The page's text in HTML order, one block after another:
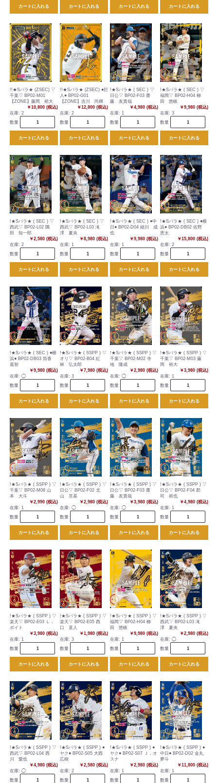
カートに入れる カートに入れる カートに入れる カートに入れる
!!★Sパラ★ (ZSEC) ▽
千葉▽ BP02-M01
【ZONE】藤岡 裕大
￥10,800 (税込)
在庫: 2
数量
カートに入れる
!!★Sパラ★ (ZSEC) ●巨
人● BP02-G01
【ZONE】吉川 尚輝
￥12,800 (税込)
在庫: 2
数量
カートに入れる
!★Sパラ★ ( SEC ) ▽
日公▽ BP02-F03 齋
藤 友貴哉
￥4,980 (税込)
在庫: 1
数量
カートに入れる
!★Sパラ★ ( SEC ) ▽
福岡▽ BP02-H04 柳
田 悠岐
￥9,980 (税込)
在庫: 3
数量
カートに入れる
!★Sパラ★ ( SEC ) ▽
西武▽ BP02-L02 隅
田 知一郎
￥2,580 (税込)
在庫: 2
数量
カートに入れる
!★Sパラ★ ( SEC ) ▽
西武▽ BP02-L03 滝
澤 夏央
￥8,980 (税込)
在庫: 1
数量
カートに入れる
!★Sパラ★ ( SEC ) ●中
日● BP02-D04 細川 成
也
￥9,980 (税込)
在庫: 1
数量
カートに入れる
!★Sパラ★ ( SEC ) ●横
浜● BP02-DB02 佐野
恵太
￥15,800 (税込)
在庫: 2
数量
カートに入れる
!★Sパラ★ ( SEC ) ●横
浜● BP02-DB03 筒香
嘉智
￥9,980 (税込)
在庫: ◯
数量
カートに入れる
!★Sパラ★ ( SSPP ) ▽
オリ▽ BP02-B04 紅
林 弘太郎
￥7,980 (税込)
在庫: 3
数量
カートに入れる
!★Sパラ★ ( SSPP ) ▽
千葉▽ BP02-M02 寺
地 隆成
￥2,980 (税込)
在庫: ◯
数量
カートに入れる
!★Sパラ★ ( SSPP ) ▽
千葉▽ BP02-M03 藤
岡 裕大
￥3,980 (税込)
在庫: 1
数量
カートに入れる
!★Sパラ★ ( SSPP ) ▽
千葉▽ BP02-M08 山
本 大斗
￥2,990 (税込)
在庫: 1
数量
カートに入れる
!★Sパラ★ ( SSPP ) ▽
日公▽ BP02-F02 北
山 亘基
￥2,980 (税込)
在庫: ◯
数量
カートに入れる
!★Sパラ★ ( SSPP ) ▽
日公▽ BP02-F03 齋
藤 友貴哉
￥3,980 (税込)
在庫: ◯
数量
カートに入れる
!★Sパラ★ ( SSPP ) ▽
日公▽ BP02-F04 郡
司 裕也
￥4,980 (税込)
在庫: 1
数量
カートに入れる
!★Sパラ★ ( SSPP ) ▽
楽天▽ BP02-E03 Ｌ．
ボイト
￥3,980 (税込)
在庫: 1
数量
カートに入れる
!★Sパラ★ ( SSPP ) ▽
楽天▽ BP02-E05 西
口 直人
￥1,980 (税込)
在庫: 3
数量
カートに入れる
!★Sパラ★ ( SSPP ) ▽
福岡▽ BP02-H04 柳
田 悠岐
￥9,980 (税込)
在庫: 1
数量
カートに入れる
!★Sパラ★ ( SSPP ) ▽
西武▽ BP02-L03 滝
澤 夏央
￥2,980 (税込)
在庫: ◯
数量
カートに入れる
!★Sパラ★ ( SSPP ) ▽
西武▽ BP02-L04 西
川 愛也
￥4,980 (税込)
在庫: ◯
数量
!★Sパラ★ ( SSPP ) ●
ヤク● BP02-S05 大西
広樹
￥2,580 (税込)
在庫: 2
数量
!★Sパラ★ ( SSPP ) ●
ヤク● BP02-S07 Ｊ．オ
スナ
￥2,980 (税込)
在庫: 1
数量
!★Sパラ★ ( SSPP ) ●
中日● BP02-D02 金丸
夢斗
￥11,800 (税込)
在庫: 1
数量